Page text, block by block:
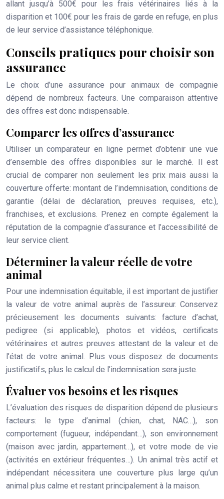
allant jusqu’à 500€ pour les frais vétérinaires liés à la
disparition et 100€ pour les frais de garde en refuge, en plus
de leur service d’assistance téléphonique.
Conseils pratiques pour choisir son
assurance
Le choix d’une assurance pour animaux de compagnie
dépend de nombreux facteurs. Une comparaison attentive
des offres est donc indispensable.
Comparer les offres d’assurance
Utiliser un comparateur en ligne permet d’obtenir une vue
d’ensemble des offres disponibles sur le marché. Il est
crucial de comparer non seulement les prix mais aussi la
couverture offerte: montant de l’indemnisation, conditions de
garantie (délai de déclaration, preuves requises, etc.),
franchises, et exclusions. Prenez en compte également la
réputation de la compagnie d’assurance et l’accessibilité de
leur service client.
Déterminer la valeur réelle de votre
animal
Pour une indemnisation équitable, il est important de justifier
la valeur de votre animal auprès de l’assureur. Conservez
précieusement les documents suivants: facture d’achat,
pedigree (si applicable), photos et vidéos, certificats
vétérinaires et autres preuves attestant de la valeur et de
l’état de votre animal. Plus vous disposez de documents
justificatifs, plus le calcul de l’indemnisation sera juste.
Évaluer vos besoins et les risques
L’évaluation des risques de disparition dépend de plusieurs
facteurs: le type d’animal (chien, chat, NAC…), son
comportement (fugueur, indépendant…), son environnement
(maison avec jardin, appartement…), et votre mode de vie
(activités en extérieur fréquentes…). Un animal très actif et
indépendant nécessitera une couverture plus large qu’un
animal plus calme et restant principalement à la maison.